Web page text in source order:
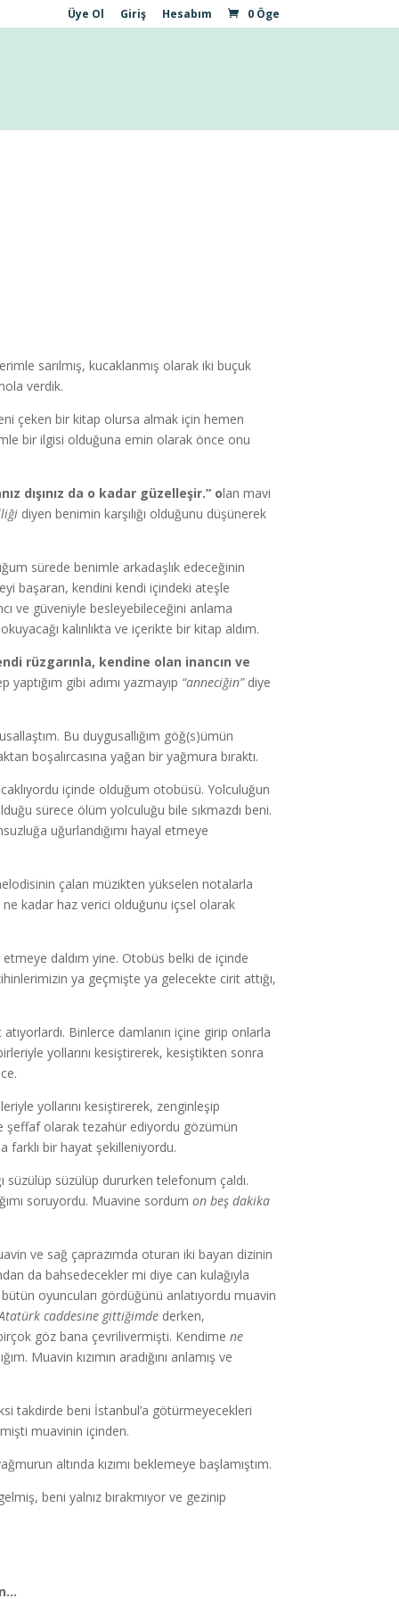
Üye Ol Giriş Hesabım 0 Öge
sarılmış, kucaklanmış olarak iki buçuk
verdik.
çeken bir kitap olursa almak için hemen
bir ilgisi olduğuna emin olarak önce onu
dışınız da o kadar güzelleşir.” olan mavi
diyen benimin karşılığı olduğunu düşünerek
sürede benimle arkadaşlık edeceğinin
başaran, kendini kendi içindeki ateşle
ve güveniyle besleyebileceğini anlama
kalınlıkta ve içerikte bir kitap aldım.
rüzgarınla, kendine olan inancın ve
gibi adımı yazmayıp “anneciğin”diye
Bu duygusallığım göğ(s)ümün
boşalırcasına yağan bir yağmura bıraktı.
içinde olduğum otobüsü. Yolculuğun
sürece ölüm yolculuğu bile sıkmazdı beni.
uğurlandığımı hayal etmeye
çalan müzikten yükselen notalarla
kadar haz verici olduğunu içsel olarak
daldım yine. Otobüs belki de içinde
ya geçmişte ya gelecekte cirit attığı,
Binlerce damlanın içine girip onlarla
yollarını kesiştirerek, kesiştikten sonra
yollarını kesiştirerek, zenginleşip
şeffaf olarak tezahür ediyordu gözümün
farklı bir hayat şekilleniyordu.
süzülüp süzülüp dururken telefonum çaldı.
soruyordu. Muavine sordum on beş dakika
ve sağ çaprazımda oturan iki bayan dizinin
da bahsedecekler mi diye can kulağıyla
oyuncuları gördüğünü anlatıyordu muavin
caddesine gittiğimdederken,
göz bana çevrilivermişti. Kendime ne
Muavin kızımın aradığını anlamış ve
takdirde beni İstanbul’a götürmeyecekleri
muavinin içinden.
altında kızımı beklemeye başlamıştım.
beni yalnız bırakmıyor ve gezinip